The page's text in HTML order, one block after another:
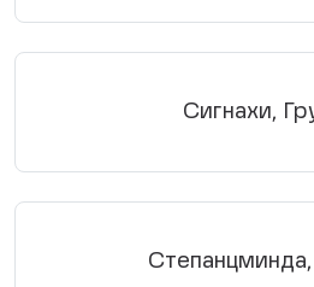
Сигнахи,
Степанцминда,